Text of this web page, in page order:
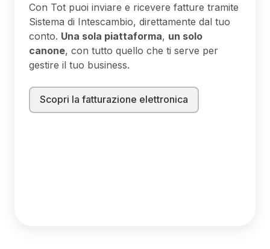
Con Tot puoi inviare e ricevere fatture tramite
Sistema di Intescambio, direttamente dal tuo
conto. Una sola piattaforma, un solo
canone, con tutto quello che ti serve per
gestire il tuo business.
Scopri la fatturazione elettronica